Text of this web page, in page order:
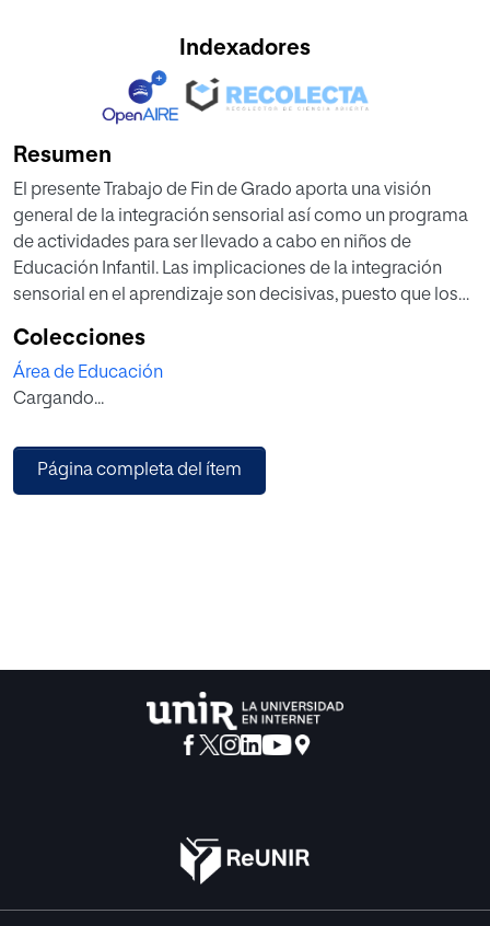
Indexadores
Resumen
El presente Trabajo de Fin de Grado aporta una visión
general de la integración sensorial así como un programa
de actividades para ser llevado a cabo en niños de
Educación Infantil. Las implicaciones de la integración
sensorial en el aprendizaje son decisivas, puesto que los
mayoría de los factores del fracaso escolar en nuestro
país. Por lo que la etapa de Educación Infantil, aquella
donde se producen los grandes procesos madurativos del
Dicha maduración es producto de la cantidad, variedad y
calidad de las experiencias sensoriales y motrices del
Colecciones
Área de Educación
Cargando...
Página completa del ítem